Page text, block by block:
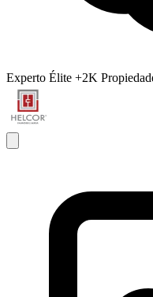
Experto Élite +2K